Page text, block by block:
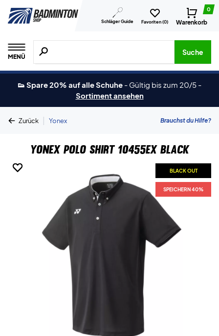
Schläger Guide Favoriten (0)
0
Warenkorb
MENÜ
Suche nach Produkten, Marken usw.
Suche
👟 Spare 20% auf alle Schuhe - Gültig bis zum 20/5 -
Sortiment ansehen
Zurück | Yonex Brauchst du Hilfe?
Yonex Polo Shirt 10455EX Black
BLACK OUT
SPEICHERN 40%
BLACK OUT
SPEICHERN 40%
BLACK OUT
SPEICHERN 40%
BLACK OUT
SPEICHERN 40%